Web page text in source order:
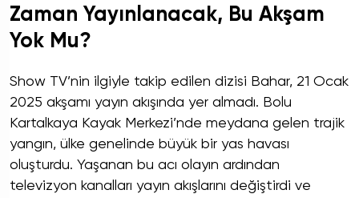
Zaman Yayınlanacak, Bu Akşam
Yok Mu?
Show TV’nin ilgiyle takip edilen dizisi Bahar, 21 Ocak
2025 akşamı yayın akışında yer almadı. Bolu
Kartalkaya Kayak Merkezi’nde meydana gelen trajik
yangın, ülke genelinde büyük bir yas havası
oluşturdu. Yaşanan bu acı olayın ardından
televizyon kanalları yayın akışlarını değiştirdi ve